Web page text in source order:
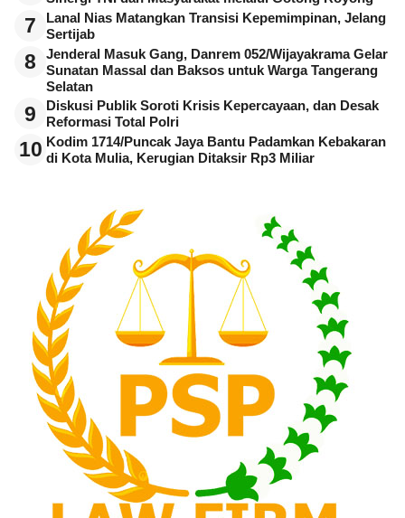
7
Lanal Nias Matangkan Transisi Kepemimpinan, Jelang
Sertijab
8
Jenderal Masuk Gang, Danrem 052/Wijayakrama Gelar
Sunatan Massal dan Baksos untuk Warga Tangerang
Selatan
9
Diskusi Publik Soroti Krisis Kepercayaan, dan Desak
Reformasi Total Polri
10 Kodim 1714/Puncak Jaya Bantu Padamkan Kebakaran
di Kota Mulia, Kerugian Ditaksir Rp3 Miliar